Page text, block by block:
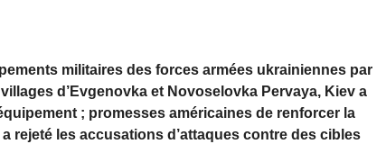
militaires des forces armées ukrainiennes par
d’Evgenovka et Novoselovka Pervaya, Kiev a
; promesses américaines de renforcer la
rejeté les accusations d’attaques contre des cibles